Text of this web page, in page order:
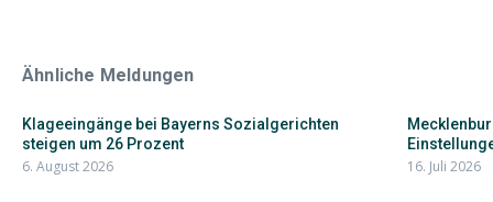
Ähnliche Meldungen
Klageeingänge bei Bayerns Sozialgerichten
steigen um 26 Prozent
6. August 2026 16. Juli 2026